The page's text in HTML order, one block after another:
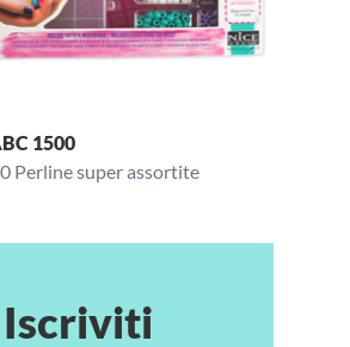
1500
Perline super assortite
Iscriviti